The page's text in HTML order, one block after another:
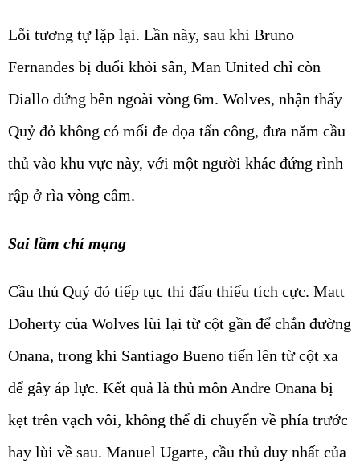
Lỗi tương tự lặp lại. Lần này, sau khi Bruno
Fernandes bị đuổi khỏi sân, Man United chỉ còn
Diallo đứng bên ngoài vòng 6m. Wolves, nhận thấy
Quỷ đỏ không có mối đe dọa tấn công, đưa năm cầu
thủ vào khu vực này, với một người khác đứng rình
rập ở rìa vòng cấm.
Sai lầm chí mạng
Cầu thủ Quỷ đỏ tiếp tục thi đấu thiếu tích cực. Matt
Doherty của Wolves lùi lại từ cột gần để chắn đường
Onana, trong khi Santiago Bueno tiến lên từ cột xa
để gây áp lực. Kết quả là thủ môn Andre Onana bị
kẹt trên vạch vôi, không thể di chuyển về phía trước
hay lùi về sau. Manuel Ugarte, cầu thủ duy nhất của